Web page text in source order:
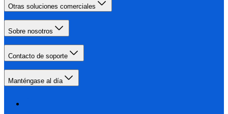
Otras soluciones comerciales
Sobre nosotros
Contacto de soporte
Manténgase al día